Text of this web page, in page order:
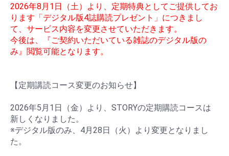
2026年8月1日（土）より、定期特典としてご提供してお
ります「デジタル版4誌購読プレゼント」につきまし
て、サービス内容を変更させていただきます。
今後は、『ご契約いただいている雑誌のデジタル版の
み』閲覧可能となります。
【定期講読コース変更のお知らせ】
2026年5月1日（金）より、STORYの定期購読コースは
新しくなりました。
※デジタル版のみ、4月28日（火）より変更となりまし
た。